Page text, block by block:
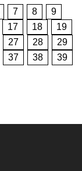
7 8
9
17 18
19
27 28
29
37 38
39